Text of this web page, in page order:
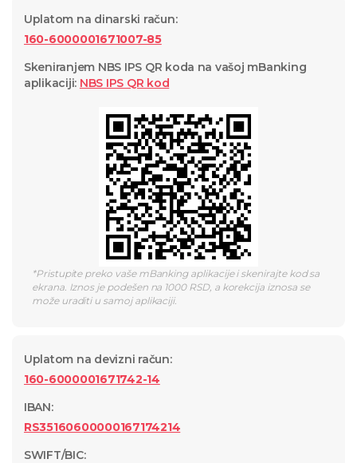
Uplatom na dinarski račun:
160-6000001671007-85
Skeniranjem NBS IPS QR koda na vašoj mBanking
aplikaciji: NBS IPS QR kod
*Pristupite preko vaše mBanking aplikacije i skenirajte kod sa
ekrana. Iznos je podešen na 1000 RSD, a korekcija iznosa se
može uraditi u samoj aplikaciji.
Uplatom na devizni račun:
160-6000001671742-14
IBAN:
RS35160600000167174214
SWIFT/BIC: